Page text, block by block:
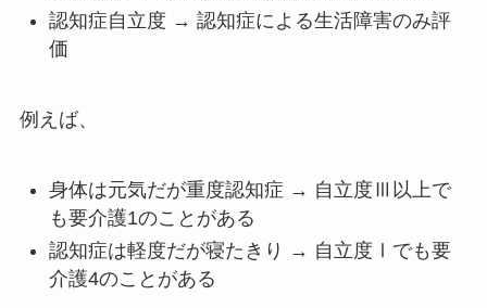
認知症自立度 → 認知症による生活障害のみ評
価
例えば、
身体は元気だが重度認知症 → 自立度Ⅲ以上で
も要介護1のことがある
認知症は軽度だが寝たきり → 自立度Ⅰでも要
介護4のことがある